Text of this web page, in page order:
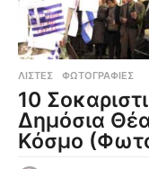
ΛΊΣΤΕΣ ,ΦΩΤΟΓΡΑΦΊΕΣ
10
Δημόσια
Κόσμο